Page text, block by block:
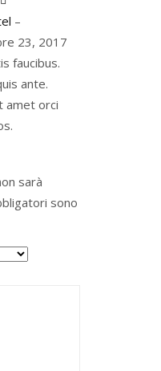
–
23, 2017
faucibus.
ante.
amet orci
sarà
sono